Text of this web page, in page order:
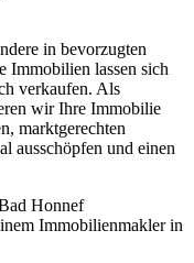
in bevorzugten
Immobilien lassen sich
verkaufen. Als
wir Ihre Immobilie
marktgerechten
ausschöpfen und einen